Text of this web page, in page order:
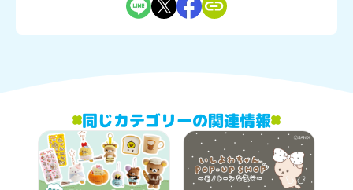
同じカテゴリーの関連情報